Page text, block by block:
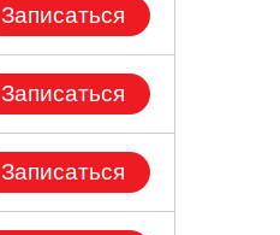
Записаться
Записаться
Записаться